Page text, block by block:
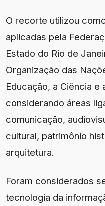
O recorte utilizou
aplicadas pela
Estado do Rio de
Organização das
Educação, a Ciência e
considerando áreas
comunicação,
cultural, patrimônio
arquitetura.
Foram considerados
tecnologia da